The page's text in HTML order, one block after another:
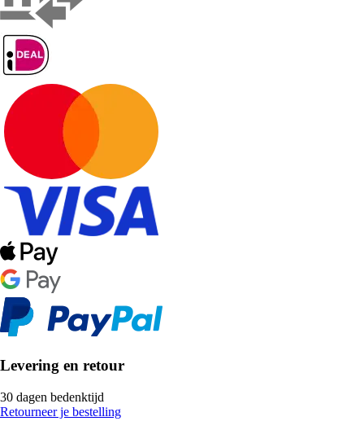
Levering en retour
30 dagen bedenktijd
Retourneer je bestelling